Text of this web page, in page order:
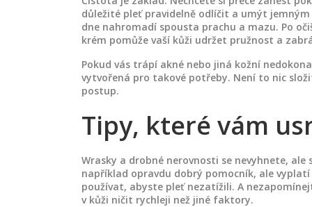
důležité pleť pravidelně odlíčit a umýt
dne nahromadí spousta prachu a mazu. Po
krém pomůže vaší kůži udržet pružnost a
Pokud vás trápí akné nebo jiná kožní
vytvořená pro takové potřeby. Není to nic
postup.
Tipy, které vám
Wrasky a drobné nerovnosti se nevyhnete,
například opravdu dobrý pomocník, ale
používat, abyste pleť nezatížili. A
v kůži ničit rychleji než jiné faktory.